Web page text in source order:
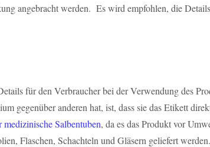
angebracht werden. Es wird empfohlen, die
für den Verbraucher bei der Verwendung des
gegenüber anderen hat, ist, dass sie das Etikett
Salbentuben, da es das Produkt vor
Flaschen, Schachteln und Gläsern geliefert werden.